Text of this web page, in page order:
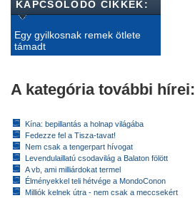
KAPCSOLÓDÓ CIKKEK:
Egy gyilkosnak remek ötlete
támadt
A kategória további hírei:
Kína: bepillantás a holnap világába
Fedezze fel a Tisza-tavat!
Nem csak a tengerpart hívogat
Levendulaillatú csodavilág a Balaton fölött
A vb, ami milliárdokat termel
Élményekkel teli hétvége a MondoConon
Milliók kelnek útra - nem csak a meccsekért